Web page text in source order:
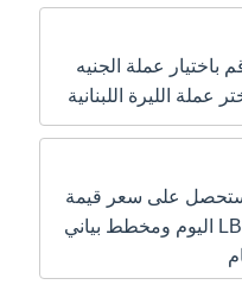
باختيار عملة الجنيه
عملة الليرة اللبنانية
على سعر قيمة
المبلغ وسعر تحويل EGP إلى LBP اليوم ومخطط بياني